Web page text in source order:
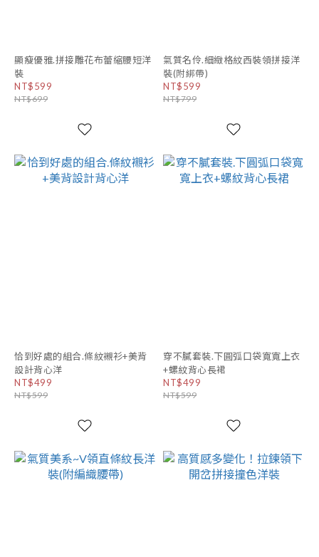
顯瘦優雅.拼接雕花布蕾縮腰短洋
裝
NT$599
NT$699
氣質名伶.細緻格紋西裝領拼接洋
裝(附綁帶)
NT$599
NT$799
恰到好處的組合.條紋襯衫+美背
設計背心洋
NT$499
NT$599
穿不膩套裝.下圓弧口袋寬寬上衣
+螺紋背心長裙
NT$499
NT$599